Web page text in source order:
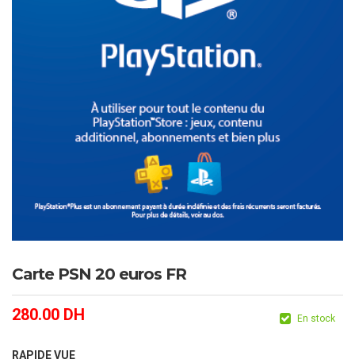
Carte PSN 20 euros FR
280.00 DH En stock
RAPIDE VUE